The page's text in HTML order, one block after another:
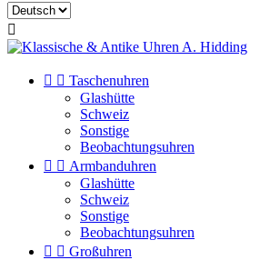

  Taschenuhren
Glashütte
Schweiz
Sonstige
Beobachtungsuhren
  Armbanduhren
Glashütte
Schweiz
Sonstige
Beobachtungsuhren
  Großuhren